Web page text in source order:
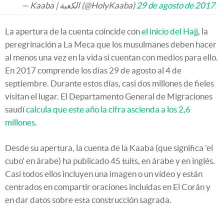
— Kaaba | الكعبة (@HolyKaaba)29 de agosto de 2017
La apertura de la cuenta coincide conel inicio del Hajj, la
peregrinación a La Meca que los musulmanes deben hacer
al menos una vez en la vida si cuentan con medios para ello.
En 2017 comprende los días 29 de agosto al 4 de
septiembre. Durante estos días, casi dos millones de fieles
visitan el lugar. El Departamento General de Migraciones
saudícalcula que este año la cifra ascienda a los 2,6
millones.
Desde su apertura, la cuenta de la Kaaba (que significa 'el
cubo' en árabe) ha publicado 45 tuits, en árabe y en inglés.
Casi todos ellos incluyen una imagen o un vídeo y están
centrados en compartir oraciones incluidas en El Corán y
en dar datos sobre esta construcción sagrada.